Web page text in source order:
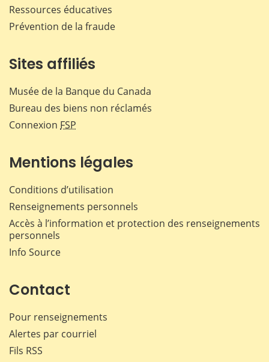
Ressources éducatives
Prévention de la fraude
Sites affiliés
Musée de la Banque du Canada
Bureau des biens non réclamés
Connexion FSP
Mentions légales
Conditions d’utilisation
Renseignements personnels
Accès à l’information et protection des renseignements
personnels
Info Source
Contact
Pour renseignements
Alertes par courriel
Fils RSS